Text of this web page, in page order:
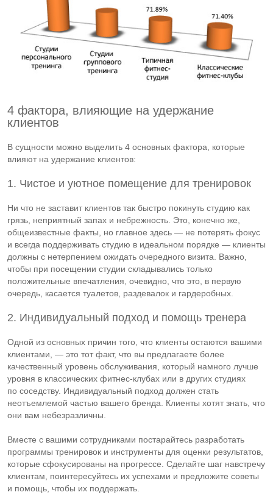
4 фактора, влияющие на удержание
клиентов
В сущности можно выделить 4 основных фактора, которые
влияют на удержание клиентов:
1. Чистое и уютное помещение для тренировок
Ни что не заставит клиентов так быстро покинуть студию как
грязь, неприятный запах и небрежность. Это, конечно же,
общеизвестные факты, но главное здесь — не потерять фокус
и всегда поддерживать студию в идеальном порядке — клиенты
должны с нетерпением ожидать очередного визита. Важно,
чтобы при посещении студии складывались только
положительные впечатления, очевидно, что это, в первую
очередь, касается туалетов, раздевалок и гардеробных.
2. Индивидуальный подход и помощь тренера
Одной из основных причин того, что клиенты остаются вашими
клиентами, — это тот факт, что вы предлагаете более
качественный уровень обслуживания, который намного лучше
уровня в классических фитнес-клубах или в других студиях
по соседству. Индивидуальный подход должен стать
неотъемлемой частью вашего бренда. Клиенты хотят знать, что
они вам небезразличны.
Вместе с вашими сотрудниками постарайтесь разработать
программы тренировок и инструменты для оценки результатов,
которые сфокусированы на прогрессе. Сделайте шаг навстречу
клиентам, поинтересуйтесь их успехами и предложите советы
и помощь, чтобы их поддержать.